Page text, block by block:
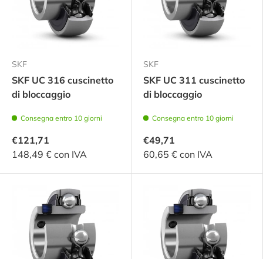
SKF
SKF UC 316 cuscinetto
di bloccaggio
Consegna entro 10 giorni
€121,71
148,49 € con IVA
SKF
SKF UC 311 cuscinetto
di bloccaggio
Consegna entro 10 giorni
€49,71
60,65 € con IVA